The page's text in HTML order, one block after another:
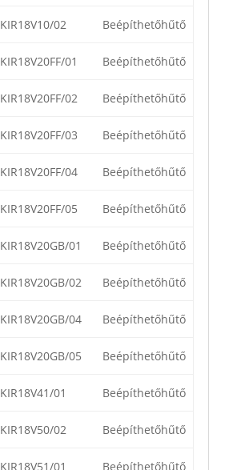
KIR18V10/02 Beépíthetőhűtő
KIR18V20FF/01 Beépíthetőhűtő
KIR18V20FF/02 Beépíthetőhűtő
KIR18V20FF/03 Beépíthetőhűtő
KIR18V20FF/04 Beépíthetőhűtő
KIR18V20FF/05 Beépíthetőhűtő
KIR18V20GB/01 Beépíthetőhűtő
KIR18V20GB/02 Beépíthetőhűtő
KIR18V20GB/04 Beépíthetőhűtő
KIR18V20GB/05 Beépíthetőhűtő
KIR18V41/01 Beépíthetőhűtő
KIR18V50/02 Beépíthetőhűtő
KIR18V51/01 Beépíthetőhűtő